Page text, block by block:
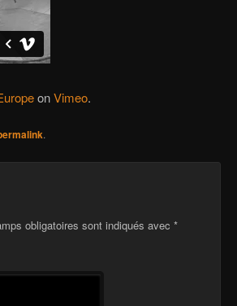
onVimeo.
.
obligatoires sont indiqués avec *